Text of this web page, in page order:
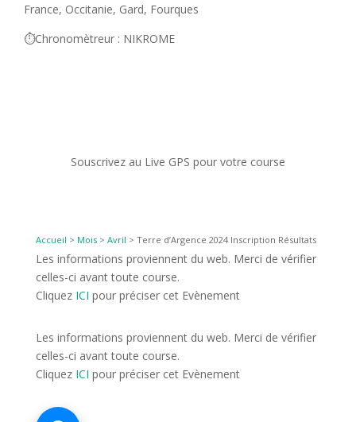
France, Occitanie, Gard, Fourques
⏱️Chronomètreur : NIKROME
Souscrivez au Live GPS pour votre course
Accueil > Mois> Avril > Terre d’Argence 2024 Inscription Résultats
Les informations proviennent du web. Merci de vérifier
celles-ci avant toute course.
Cliquez ICI pour préciser cet Evènement
Les informations proviennent du web. Merci de vérifier
celles-ci avant toute course.
Cliquez ICI pour préciser cet Evènement